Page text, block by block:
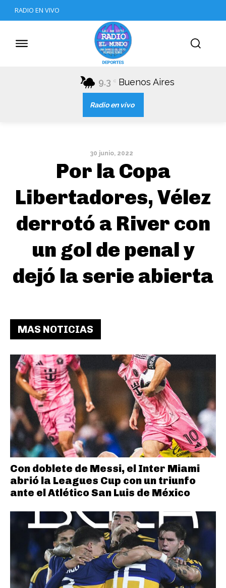
RADIO EN VIVO
9.3 C Buenos Aires
Radio en vivo
30 junio, 2022
Por la Copa
Libertadores, Vélez
derrotó a River con
un gol de penal y
dejó la serie abierta
MAS NOTICIAS
Con doblete de Messi, el Inter Miami
abrió la Leagues Cup con un triunfo
ante el Atlético San Luis de México